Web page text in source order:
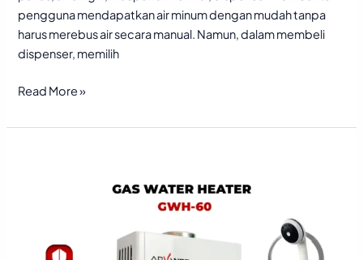
pengguna mendapatkan air minum dengan mudah tanpa
harus merebus air secara manual. Namun, dalam membeli
dispenser, memilih
Read More »
Distributor